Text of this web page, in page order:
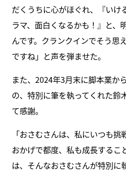
だくうちに心がほぐれ、『いけ
ラマ、面白くなるかも！』と、
んです。クランクインでそう
ですね」と声を弾ませた。
また、2024年3月末に脚本業か
の、特別に筆を執ってくれた鈴
て感謝。
「おさむさんは、私にいつも挑
おかげで都度、私も成長するこ
は、そんなおさむさんが特別に